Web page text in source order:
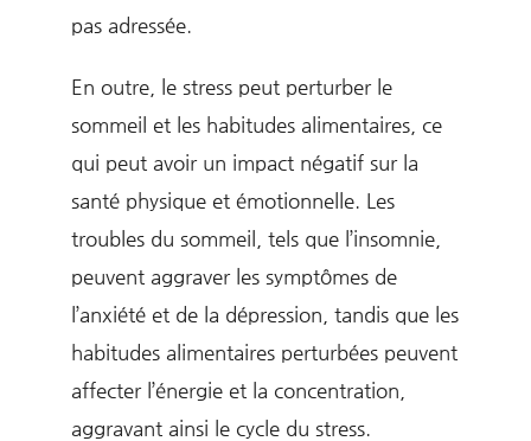
pas adressée.
En outre, le stress peut perturber le
sommeil et les habitudes alimentaires, ce
qui peut avoir un impact négatif sur la
santé physique et émotionnelle. Les
troubles du sommeil, tels que l’insomnie,
peuvent aggraver les symptômes de
l’anxiété et de la dépression, tandis que les
habitudes alimentaires perturbées peuvent
affecter l’énergie et la concentration,
aggravant ainsi le cycle du stress.